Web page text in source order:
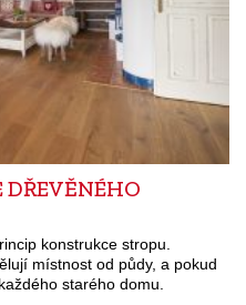
DŘEVĚNÉHO
konstrukce stropu.
místnost od půdy, a pokud
starého domu.